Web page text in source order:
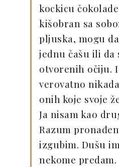
kockicu
kišobran sa
pljuska, mogu
jednu čašu ili da
otvorenih očiju.
verovatno
onih koje svoje
Ja nisam kao
Razum
izgubim. Dušu
nekome predam.